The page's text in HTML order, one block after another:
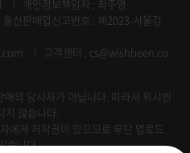
개인정보책임자 : 최주영
통신판매업신고번호 : 제2023-서울강
고객센터 : cs@wishbeen.co
의 당사자가 아닙니다. 따라서 위시빈
않습니다.
에게 저작권이 있으므로 무단 업로드
습니다.